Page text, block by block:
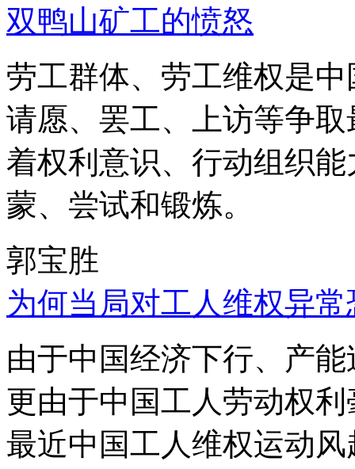
双鸭山矿工的愤怒
劳工群体、劳工维权是
请愿、罢工、上访等争
着权利意识、行动组织
蒙、尝试和锻炼。
郭宝胜
为何当局对工人维权异
由于中国经济下行、产
更由于中国工人劳动权
最近中国工人维权运动